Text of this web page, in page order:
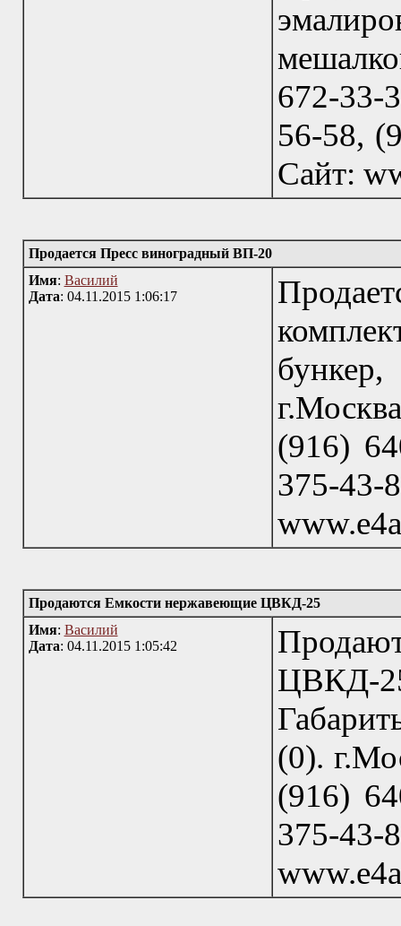
672-33-
56-58,
Сайт:
Продается Пресс виноградный ВП-20
Имя: Василий
Дата: 04.11.2015 1:06:17
(916)
375-
Продаются Емкости нержавеющие ЦВКД-25
Имя: Василий
Дата: 04.11.2015 1:05:42
ЦВКД-
(0).
(916)
375-